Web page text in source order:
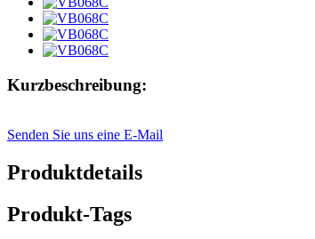
Kurzbeschreibung:
Senden Sie uns eine E-Mail
Produktdetails
Produkt-Tags